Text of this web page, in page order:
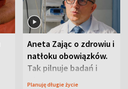
Aneta Zając o zdrowiu i
natłoku obowiązków.
Tak pilnuje badań i
wizyt
Planuję długie życie